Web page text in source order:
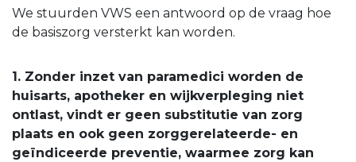
We stuurden VWS een antwoord op de vraag hoe
de basiszorg versterkt kan worden.
1. Zonder inzet van paramedici worden de
huisarts, apotheker en wijkverpleging niet
ontlast, vindt er geen substitutie van zorg
plaats en ook geen zorggerelateerde- en
geïndiceerde preventie, waarmee zorg kan